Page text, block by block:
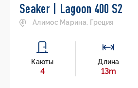
Seaker | Lagoon 400 S2
Алимос Марина, Греция
Каюты
4
Длина
13m